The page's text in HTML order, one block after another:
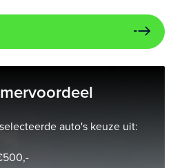
auto's keuze uit: